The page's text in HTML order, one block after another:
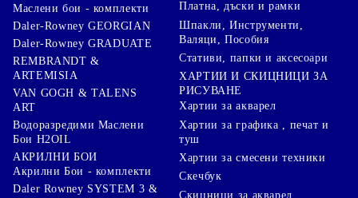
Маслени бои - комплекти
Daler-Rowney GEORGIAN
Daler-Rowney GRADUATE
REMBRANDT &
ARTEMISIA
VAN GOGH & TALENS
ART
Водоразредими Маслени
Бои H2OIL
АКРИЛНИ БОИ
Акрилни Бои - комплекти
Daler Rowney SYSTEM 3 &
Платна, дъски и рамки
Шпакли, Инструменти,
Валяци, Пособия
Стативи, папки и аксесоари
ХАРТИИ И СКИЦНИЦИ ЗА
РИСУВАНЕ
Хартии за акварел
Хартии за графика , печат и
туш
Хартии за смесени техники
Скечбук
Скицници за акварел